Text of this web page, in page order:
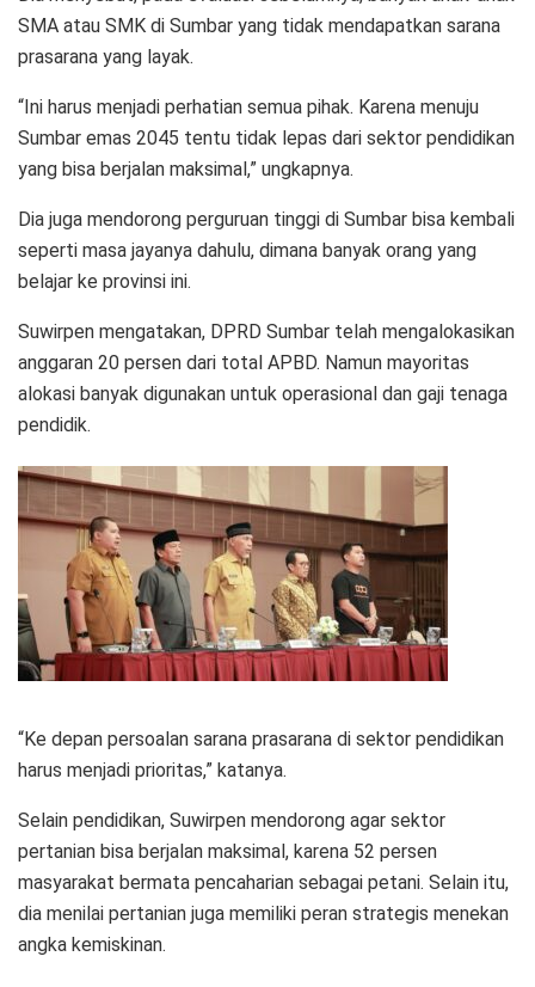
SMA atau SMK di Sumbar yang tidak mendapatkan sarana
prasarana yang layak.
“Ini harus menjadi perhatian semua pihak. Karena menuju
Sumbar emas 2045 tentu tidak lepas dari sektor pendidikan
yang bisa berjalan maksimal,” ungkapnya.
Dia juga mendorong perguruan tinggi di Sumbar bisa kembali
seperti masa jayanya dahulu, dimana banyak orang yang
belajar ke provinsi ini.
Suwirpen mengatakan, DPRD Sumbar telah mengalokasikan
anggaran 20 persen dari total APBD. Namun mayoritas
alokasi banyak digunakan untuk operasional dan gaji tenaga
pendidik.
“Ke depan persoalan sarana prasarana di sektor pendidikan
harus menjadi prioritas,” katanya.
Selain pendidikan, Suwirpen mendorong agar sektor
pertanian bisa berjalan maksimal, karena 52 persen
masyarakat bermata pencaharian sebagai petani. Selain itu,
dia menilai pertanian juga memiliki peran strategis menekan
angka kemiskinan.